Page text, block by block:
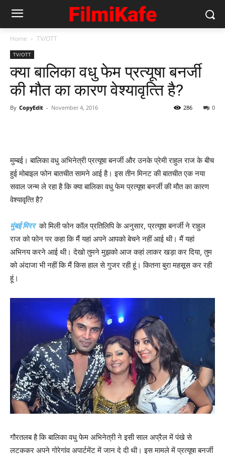
Home TV/OTT
TV/OTT
क्‍या बालिका वधु फेम प्रत्‍यूषा बनर्जी
की मौत का कारण वेश्‍यावृत्‍ति है?
By CopyEdit - November 4, 2016 0
286
मुम्‍बई। बालिका वधु अभिनेत्री प्रत्‍यूषा बनर्जी और उनके प्रेमी राहुल राज के बीच
हुई मोबाइल फोन बातचीत सामने आई है। इस तीन मिनट की बातचीत एक नया
सवाल जन्‍म ले रहा है कि क्‍या बालिका वधु फेम प्रत्‍यूषा बनर्जी की मौत का कारण
वेश्‍यावृत्‍ति है?
मुंबई मिररको मिली फोन कॉल प्रतिलिपि के अनुसार, प्रत्‍यूषा बनर्जी ने राहुल
राज को फोन पर कहा कि मैं यहां अपने आपको बेचने नहीं आई थी। मैं यहां
अभिनय करने आई थी। देखो तुमने मुझको आज कहां लाकर खड़ा कर दिया, तुम
को अंदाजा भी नहीं कि मैं किस हाल से गुजर रही हूं। कितना बुरा महसूस कर रही
हूं।
गौरतलब है कि बालिका वधु फेम अभिनेत्री ने इसी साल अप्रैल में पंखे से
लटककर अपने गोरेगांव अपार्टमेंट में जान दे दी थी। इस मामले में प्रत्‍यूषा बनर्जी